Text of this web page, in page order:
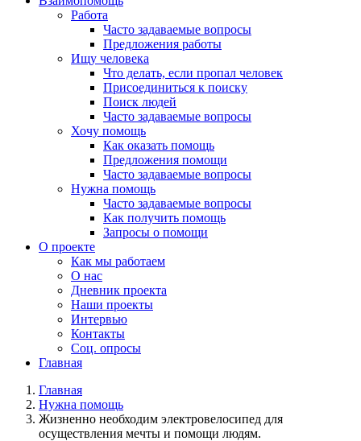
Работа
Часто задаваемые вопросы
Предложения работы
Ищу человека
Что делать, если пропал человек
Присоединиться к поиску
Поиск людей
Часто задаваемые вопросы
Хочу помощь
Как оказать помощь
Предложения помощи
Часто задаваемые вопросы
Нужна помощь
Часто задаваемые вопросы
Как получить помощь
Запросы о помощи
О проекте
Как мы работаем
О нас
Дневник проекта
Наши проекты
Интервью
Контакты
Соц. опросы
Главная
Главная
Нужна помощь
Жизненно необходим электровелосипед для
осуществления мечты и помощи людям.